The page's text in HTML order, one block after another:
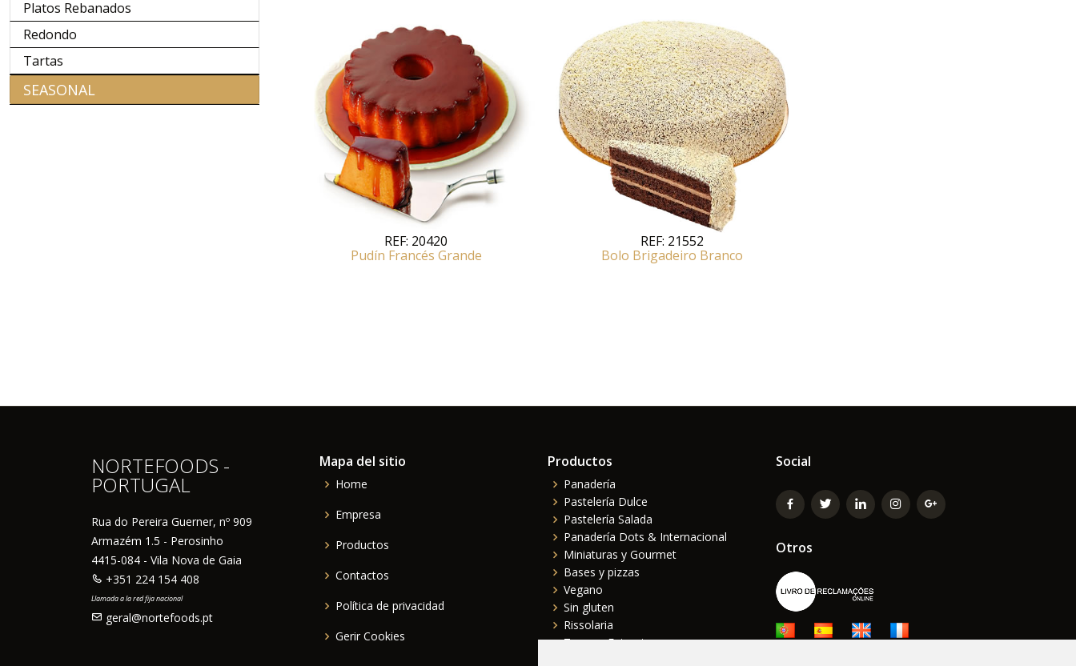
Platos Rebanados
Redondo
Tartas
SEASONAL
REF: 20420
Pudín Francés Grande
REF: 21552
Bolo Brigadeiro Branco
NORTEFOODS -
PORTUGAL
Rua do Pereira Guerner, nº 909
Armazém 1.5 - Perosinho
4415-084 - Vila Nova de Gaia
+351 224 154 408
Llamada a la red fija nacional
geral@nortefoods.pt
Mapa del sitio
Home
Empresa
Productos
Contactos
Política de privacidad
Gerir Cookies
Productos
Panadería
Pastelería Dulce
Pastelería Salada
Panadería Dots & Internacional
Miniaturas y Gourmet
Bases y pizzas
Vegano
Sin gluten
Rissolaria
Tapas y Entrantes
Social
Otros